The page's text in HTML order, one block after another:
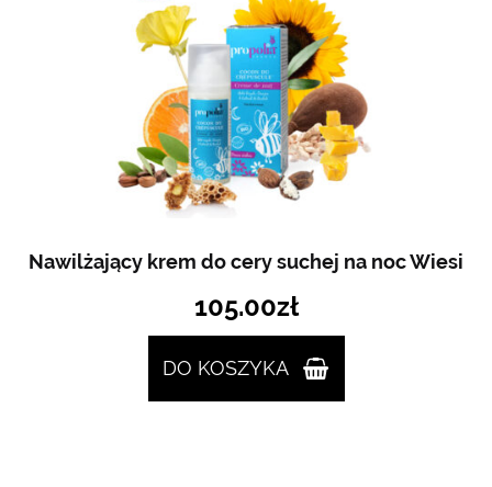
Nawilżający krem do cery suchej na noc Wiesi
105.00zł
DO KOSZYKA